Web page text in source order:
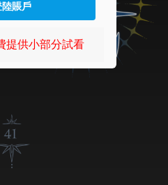
陸賬戶
提供小部分試看